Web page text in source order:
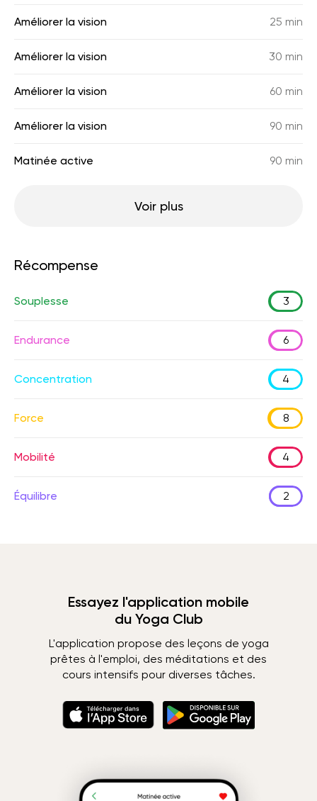
Améliorer la vision 25 min
Améliorer la vision 30 min
Améliorer la vision 60 min
Améliorer la vision 90 min
Matinée active 90 min
Voir plus
Récompense
Souplesse 3
Endurance 6
Concentration 4
Force 8
Mobilité 4
Équilibre 2
Essayez l'application mobile
du Yoga Club
L'application propose des leçons de yoga
prêtes à l'emploi, des méditations et des
cours intensifs pour diverses tâches.